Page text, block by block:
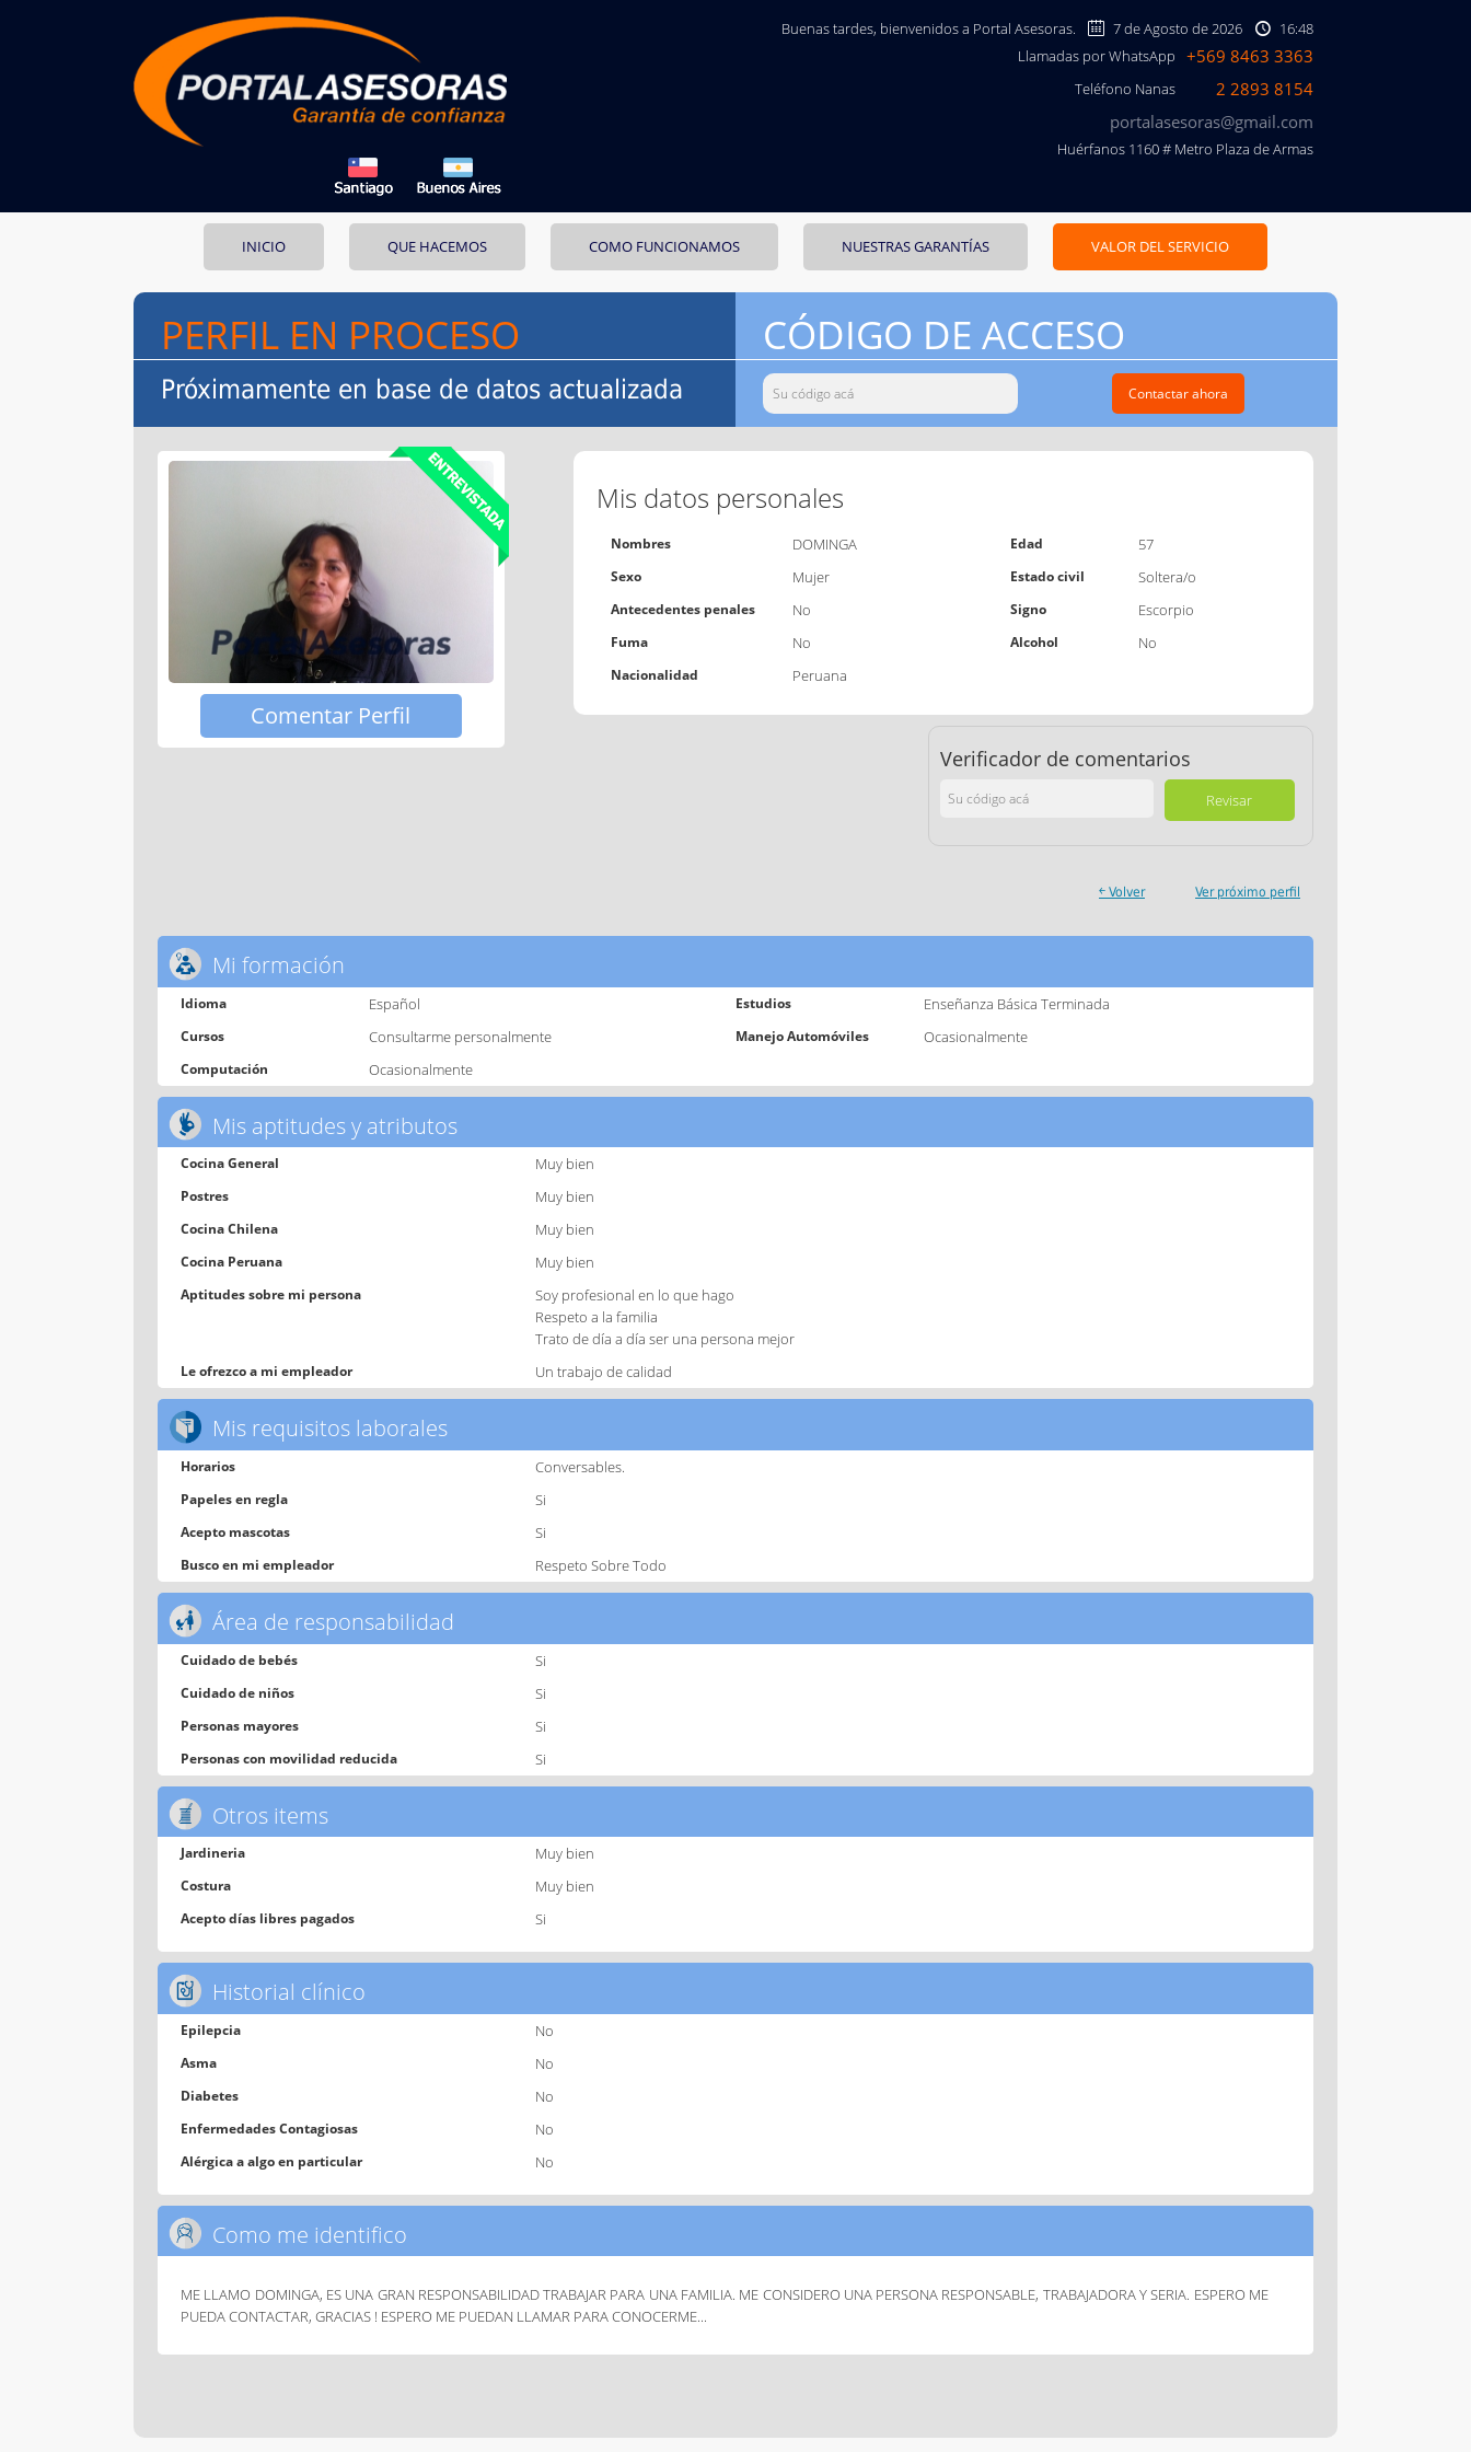
Buenas tardes, bienvenidos a Portal Asesoras. 7 de Agosto de 2026
16:48
Llamadas por WhatsApp
+569 8463 3363
Teléfono Nanas
2 2893 8154
portalasesoras@gmail.com
Huérfanos 1160 # Metro Plaza de Armas
INICIO QUE HACEMOS COMO FUNCIONAMOS NUESTRAS GARANTÍAS VALOR DEL SERVICIO
PERFIL EN PROCESO
Próximamente en base de datos actualizada
CÓDIGO DE ACCESO
Comentar Perfil
Mis datos personales
Nombres DOMINGA Edad 57
Sexo Mujer Estado civil Soltera/o
Antecedentes penales No Signo Escorpio
Fuma No Alcohol No
Nacionalidad Peruana
Verificador de comentarios
Ver próximo perfil
￩ Volver
Mi formación
Idioma Español Estudios Enseñanza Básica Terminada
Cursos Consultarme personalmente Manejo Automóviles Ocasionalmente
Computación Ocasionalmente
Mis aptitudes y atributos
Cocina General Muy bien
Postres Muy bien
Cocina Chilena Muy bien
Cocina Peruana Muy bien
Aptitudes sobre mi persona
Soy profesional en lo que hago
Respeto a la familia
Trato de día a día ser una persona mejor
Le ofrezco a mi empleador Un trabajo de calidad
Mis requisitos laborales
Horarios Conversables.
Papeles en regla Si
Acepto mascotas Si
Busco en mi empleador Respeto Sobre Todo
Área de responsabilidad
Cuidado de bebés Si
Cuidado de niños Si
Personas mayores Si
Personas con movilidad reducida Si
Otros items
Jardineria Muy bien
Costura Muy bien
Acepto días libres pagados Si
Historial clínico
Epilepcia No
Asma No
Diabetes No
Enfermedades Contagiosas No
Alérgica a algo en particular No
Como me identifico
ME LLAMO DOMINGA, ES UNA GRAN RESPONSABILIDAD TRABAJAR PARA UNA FAMILIA. ME CONSIDERO UNA PERSONA RESPONSABLE, TRABAJADORA Y SERIA. ESPERO ME
PUEDA CONTACTAR, GRACIAS ! ESPERO ME PUEDAN LLAMAR PARA CONOCERME...